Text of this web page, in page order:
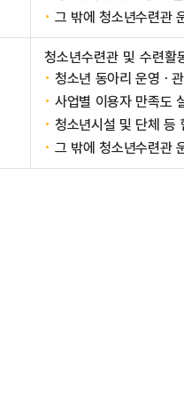
그 밖에 청소년수련관
청소년수련관 및 수련활
청소년 동아리 운영ㆍ관
사업별 이용자 만족도
청소년시설 및 단체 등
그 밖에 청소년수련관